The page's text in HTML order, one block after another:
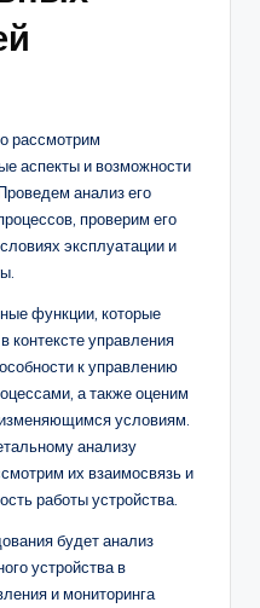
рассмотрим
аспекты и возможности
анализ его
проверим его
эксплуатации и
функции, которые
контексте управления
к управлению
а также оценим
изменяющимся условиям.
анализу
их взаимосвязь и
работы устройства.
будет анализ
устройства в
и мониторинга